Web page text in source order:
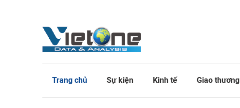
Trang chủ Sự kiện Kinh tế Giao thương